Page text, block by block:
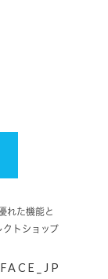
れた機能と
クトショップ